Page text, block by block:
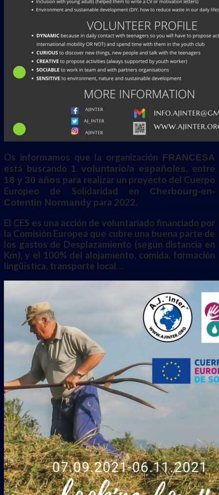
Os informamos que la organización FRANCESA
está buscando 1 voluntario/a españoles, entre
18 y 30 años para realizar un proyecto del Cuerpo
Europeo de Solidaridad en Cherbourg-en-
Cotentin Normandy para 2022.
El CES es una acción de voluntariado financiado por
la Comisión Europea que cubre una buena parte de
los gastos de Desplazamiento (según distancia en
Km), y el 100% del alojamiento, comida, formación
lingüística, transporte local…